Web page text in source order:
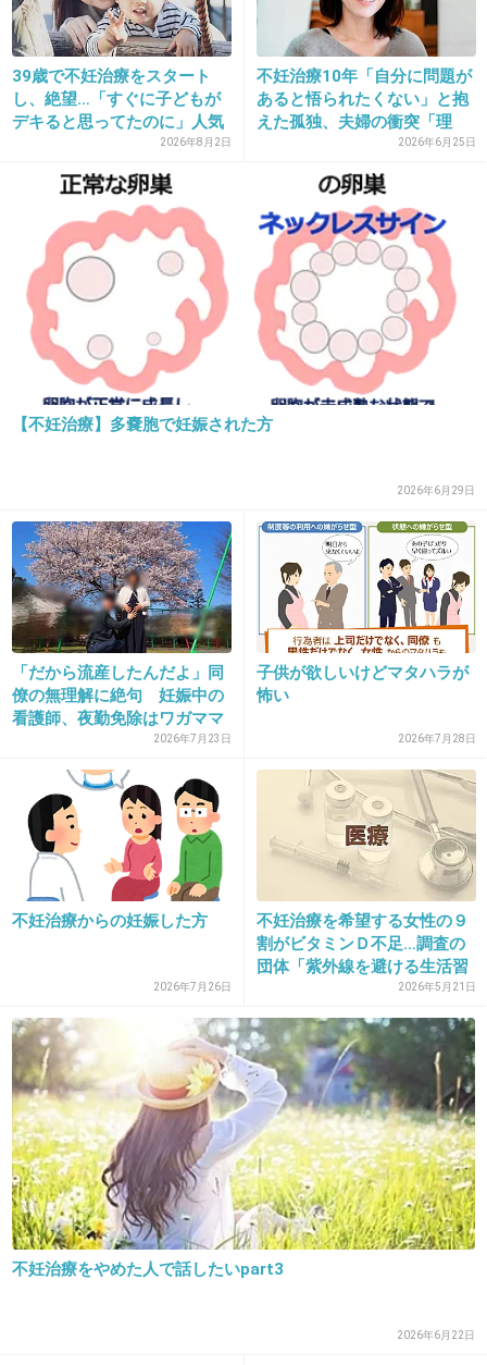
先にしてきた訳では無いですから線引きは難し
いとはおもいます。
でも実際に晩婚して自分から妊娠確率下げてき
た人と
何年も治療しても授からない人を一緒にするの
は疑問です。
年齢制限より治療年数が長い方や結婚年数長い
方を優先させて欲しい。助成金額に段階つける
とか。
23. 匿名2013/04/29(月) 01:49:54
どんな事にもいろんなケースがあるから、一概
には言えないけど、治療に保険がきけば、こん
な議論もしなくてすむのに。
高齢になれば出来にくくなるからというのも、
国は助成金払いたくないだけなのに、頑張って
る方に対して、失礼だなとも思う。
無駄な生活保護にはメスを入れないのに、細か
いとこ削るんだね。
+137 -36
野田聖子は卵子提供。一般人のする不妊治療と
は全く別の話。ごちゃまぜにしないでほしい。
+168 -16
25. 匿名2013/04/29(月) 01:58:03
22
何年も治療しても授からない人…
だったら諦めた方がいいよ。不妊治療してる人
理的におかしくなっちゃう人がいるから、こう
39歳で不妊治療をスタート
し、絶望…「すぐに子どもが
デキると思ってたのに」人気
2026年8月2日
不妊治療10年「自分に問題が
あると悟られたくない」と抱
えた孤独、夫婦の衝突「理
2026年6月25日
【不妊治療】多嚢胞で妊娠された方
2026年6月29日
「だから流産したんだよ」同
僚の無理解に絶句 妊娠中の
看護師、夜勤免除はワガママ
2026年7月23日
子供が欲しいけどマタハラが
怖い
2026年7月28日
不妊治療からの妊娠した方
2026年7月26日
不妊治療を希望する女性の９
割がビタミンＤ不足…調査の
団体「紫外線を避ける生活習
2026年5月21日
不妊治療をやめた人で話したいpart3
2026年6月22日